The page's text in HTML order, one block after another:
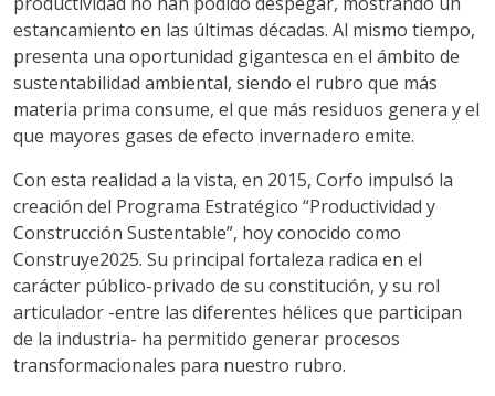
estancamiento en las últimas décadas. Al mismo tiempo,
presenta una oportunidad gigantesca en el ámbito de
sustentabilidad ambiental, siendo el rubro que más
materia prima consume, el que más residuos genera y el
que mayores gases de efecto invernadero emite.
Con esta realidad a la vista, en 2015, Corfo impulsó la
creación del Programa Estratégico “Productividad y
Construcción Sustentable”, hoy conocido como
Construye2025. Su principal fortaleza radica en el
carácter público-privado de su constitución, y su rol
articulador -entre las diferentes hélices que participan
de la industria- ha permitido generar procesos
transformacionales para nuestro rubro.